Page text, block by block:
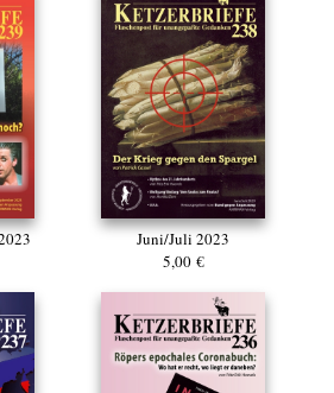
Juni/Juli 2023
5,00 €